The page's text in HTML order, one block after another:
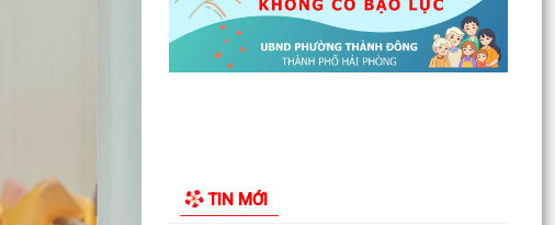
TIN MỚI
Đảng ủy phường Thành Đông tổ chức lớp bồi
dưỡng Lý luận chính trị hè năm 2026 cho đội
ngũ giáo viên
Ngày Thương...